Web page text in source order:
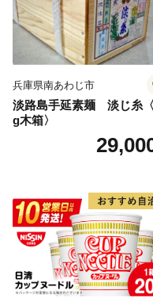
兵庫県南あわじ市
淡路島手延素麺 淡じ糸
g木箱〉